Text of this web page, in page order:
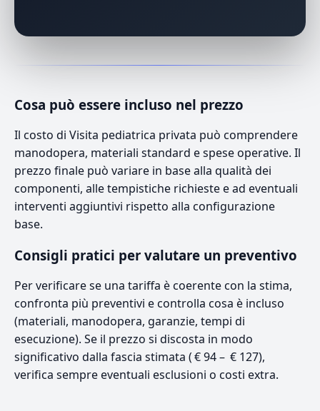
Cosa può essere incluso nel prezzo
Il costo di Visita pediatrica privata può comprendere
manodopera, materiali standard e spese operative. Il
prezzo finale può variare in base alla qualità dei
componenti, alle tempistiche richieste e ad eventuali
interventi aggiuntivi rispetto alla configurazione
base.
Consigli pratici per valutare un preventivo
Per verificare se una tariffa è coerente con la stima,
confronta più preventivi e controlla cosa è incluso
(materiali, manodopera, garanzie, tempi di
esecuzione). Se il prezzo si discosta in modo
significativo dalla fascia stimata ( € 94 – € 127),
verifica sempre eventuali esclusioni o costi extra.